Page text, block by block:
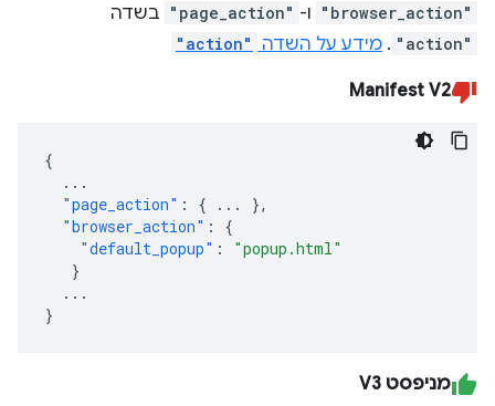
"browser_action" ו- "page_action" בשדה
"action"
. מידע על השדה "action"
Manifest V2
{
...
"page_action" : { ...
},
"browser_action" :
{
"default_popup" :
"popup.html"
}
...
}
מניפסט V3